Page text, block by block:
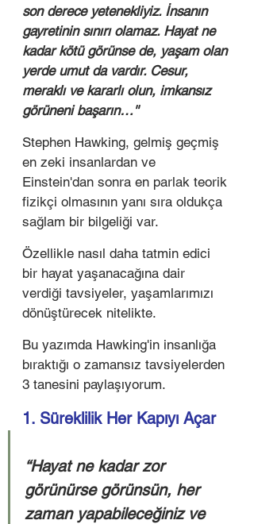
son derece yetenekliyiz. İnsanın
gayretinin sınırı olamaz. Hayat ne
kadar kötü görünse de, yaşam olan
yerde umut da vardır. Cesur,
meraklı ve kararlı olun, imkansız
görüneni başarın…''
Stephen Hawking, gelmiş geçmiş
en zeki insanlardan ve
Einstein'dan sonra en parlak teorik
fizikçi olmasının yanı sıra oldukça
sağlam bir bilgeliği var.
Özellikle nasıl daha tatmin edici
bir hayat yaşanacağına dair
verdiği tavsiyeler, yaşamlarımızı
dönüştürecek nitelikte.
Bu yazımda Hawking'in insanlığa
bıraktığı o zamansız tavsiyelerden
3 tanesini paylaşıyorum.
1. Süreklilik Her Kapıyı Açar
“Hayat ne kadar zor
görünürse görünsün, her
zaman yapabileceğiniz ve